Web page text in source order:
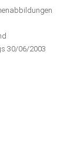
30/06/2003